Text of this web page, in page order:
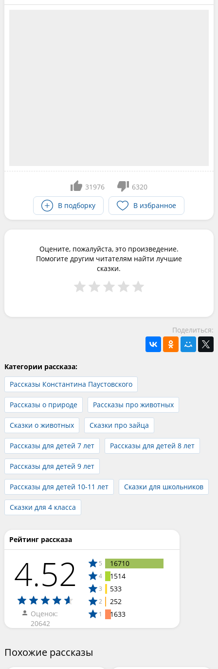
31976
6320
В подборку
В избранное
Оцените, пожалуйста, это произведение.
Помогите другим читателям найти лучшие
сказки.
Поделиться:
Категории рассказа:
Рассказы Константина Паустовского
Рассказы о природе Рассказы про животных
Сказки о животных Сказки про зайца
Рассказы для детей 7 лет Рассказы для детей 8 лет
Рассказы для детей 9 лет
Рассказы для детей 10-11 лет Сказки для школьников
Сказки для 4 класса
Рейтинг рассказа
4.52
Оценок:
20642
5 16710
4 1514
3 533
2 252
1 1633
Похожие рассказы